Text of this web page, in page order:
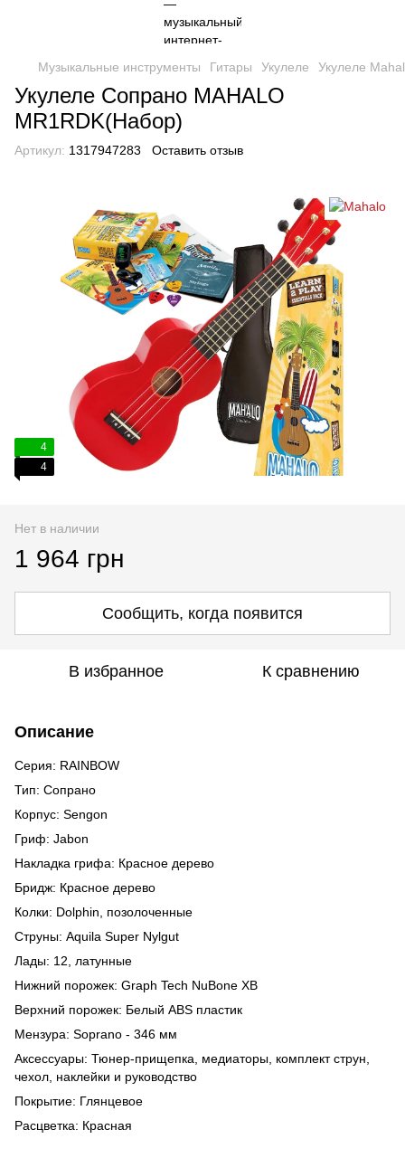
Музыкальные инструменты Гитары Укулеле Укулеле
Укулеле Сопрано MAHALO
MR1RDK(Набор)
Артикул: 1317947283 Оставить отзыв
4
4
Нет в наличии
1 964 грн
Сообщить, когда появится
В избранное К сравнению
Описание
Серия: RAINBOW
Тип: Сопрано
Корпус: Sengon
Гриф: Jabon
Накладка грифа: Красное дерево
Бридж: Красное дерево
Колки: Dolphin, позолоченные
Струны: Aquila Super Nylgut
Лады: 12, латунные
Нижний порожек: Graph Tech NuBone XB
Верхний порожек: Белый ABS пластик
Мензура: Soprano - 346 мм
Аксессуары: Тюнер-прищепка, медиаторы, комплект струн,
чехол, наклейки и руководство
Покрытие: Глянцевое
Расцветка: Красная